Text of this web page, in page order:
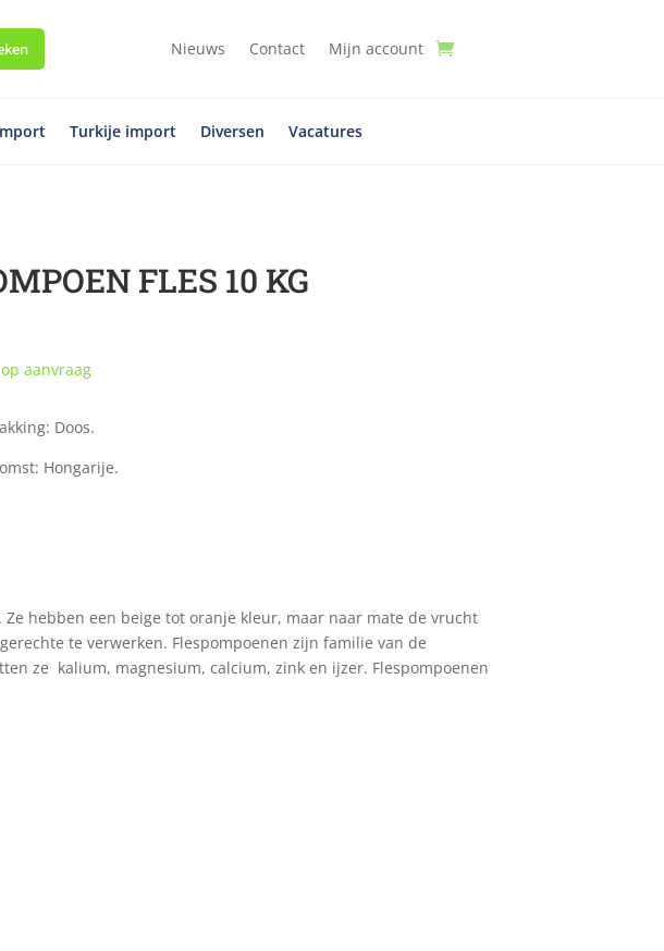
Nieuws Contact Mijn account
Turkije import Diversen Vacatures
FLES 10 KG
aanvraag
Doos.
Hongarije.
hebben een beige tot oranje kleur, maar naar mate de vrucht
te verwerken. Flespompoenen zijn familie van de
ze kalium, magnesium, calcium, zink en ijzer. Flespompoenen